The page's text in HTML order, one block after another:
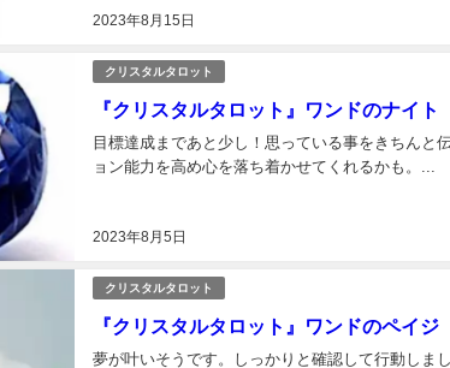
2023年8月15日
クリスタルタロット
『クリスタルタロット』ワンドのナイ
2023年8月5日
目標達成まであと少し！思っている事をきちんと
ョン能力を高め心を落ち着かせてくれるかも。...
クリスタルタロット
『クリスタルタロット』ワンドのペイ
夢が叶いそうです。しっかりと確認して行動しま